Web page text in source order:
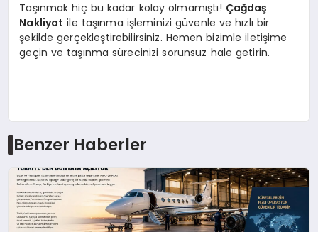
Taşınmak hiç bu kadar kolay olmamıştı! Çağdaş
Nakliyat ile taşınma işleminizi güvenle ve hızlı bir
şekilde gerçekleştirebilirsiniz. Hemen bizimle iletişime
geçin ve taşınma sürecinizi sorunsuz hale getirin.
Benzer Haberler